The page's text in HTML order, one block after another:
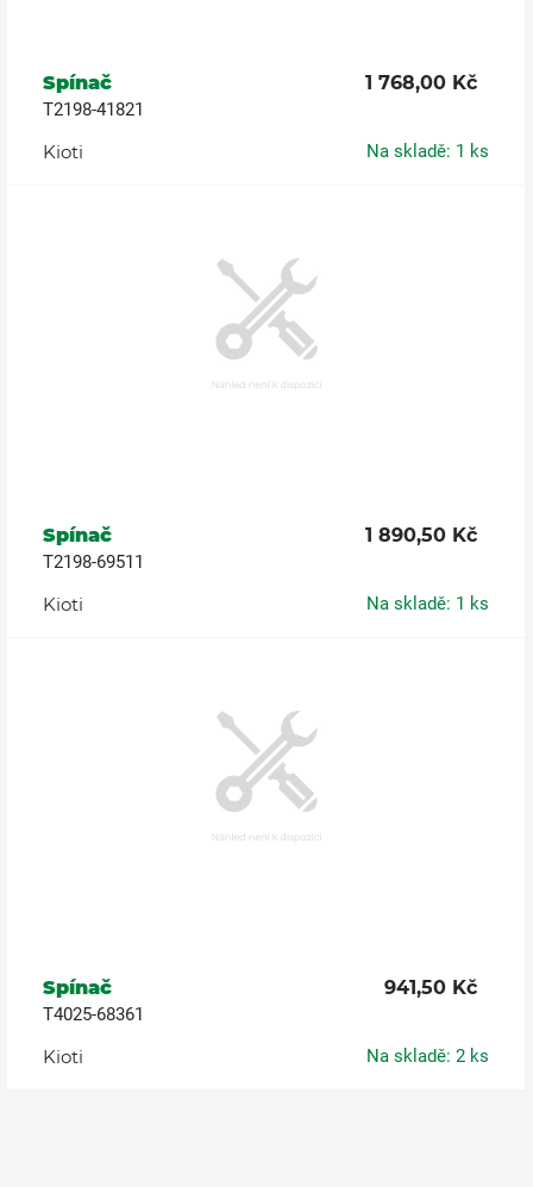
Spínač 1 768,00 Kč
T2198-41821
Kioti Na skladě: 1 ks
Spínač 1 890,50 Kč
T2198-69511
Kioti Na skladě: 1 ks
Spínač 941,50 Kč
T4025-68361
Kioti Na skladě: 2 ks